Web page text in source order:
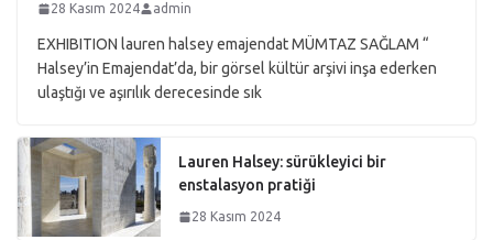
28 Kasım 2024 admin
EXHIBITION lauren halsey emajendat MÜMTAZ SAĞLAM “
Halsey’in Emajendat’da, bir görsel kültür arşivi inşa ederken
ulaştığı ve aşırılık derecesinde sık
Lauren Halsey: sürükleyici bir
enstalasyon pratiği
28 Kasım 2024